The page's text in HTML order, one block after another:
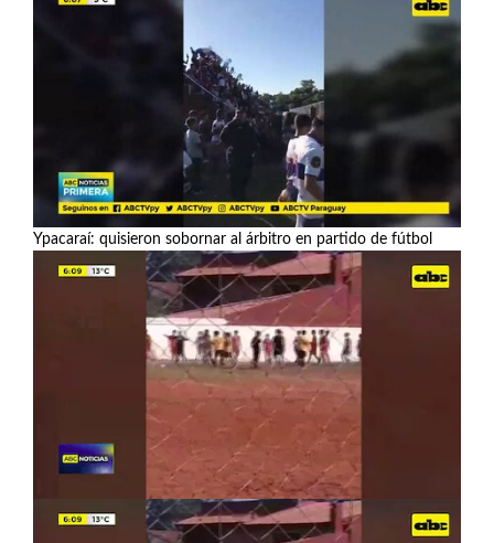
Ypacaraí: quisieron sobornar al árbitro en partido de fútbol
Ver más